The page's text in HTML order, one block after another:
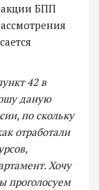
БПП
42 в
даную
по скольку
отработали
Хочу
проголосуем